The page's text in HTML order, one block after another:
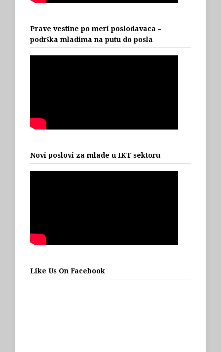
Prave vestine po meri poslodavaca –
podrška mladima na putu do posla
Novi poslovi za mlade u IKT sektoru
Like Us On Facebook